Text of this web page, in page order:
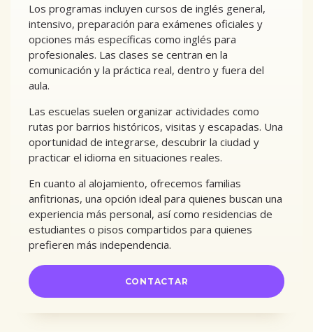
Los programas incluyen cursos de inglés general,
intensivo, preparación para exámenes oficiales y
opciones más específicas como inglés para
profesionales. Las clases se centran en la
comunicación y la práctica real, dentro y fuera del
aula.
Las escuelas suelen organizar actividades como
rutas por barrios históricos, visitas y escapadas. Una
oportunidad de integrarse, descubrir la ciudad y
practicar el idioma en situaciones reales.
En cuanto al alojamiento, ofrecemos familias
anfitrionas, una opción ideal para quienes buscan una
experiencia más personal, así como residencias de
estudiantes o pisos compartidos para quienes
prefieren más independencia.
CONTACTAR